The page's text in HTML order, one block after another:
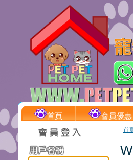
首頁 會員優惠
首